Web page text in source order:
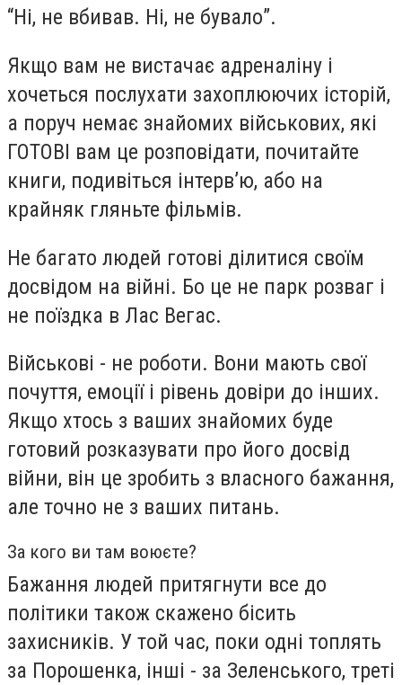
“Ні, не вбивав. Ні, не бувало”.
Якщо вам не вистачає адреналіну і
хочеться послухати захоплюючих історій,
а поруч немає знайомих військових, які
ГОТОВІ вам це розповідати, почитайте
книги, подивіться інтерв’ю, або на
крайняк гляньте фільмів.
Не багато людей готові ділитися своїм
досвідом на війні. Бо це не парк розваг і
не поїздка в Лас Вегас.
Військові - не роботи. Вони мають свої
почуття, емоції і рівень довіри до інших.
Якщо хтось з ваших знайомих буде
готовий розказувати про його досвід
війни, він це зробить з власного бажання,
але точно не з ваших питань.
За кого ви там воюєте?
Бажання людей притягнути все до
політики також скажено бісить
захисників. У той час, поки одні топлять
за Порошенка, інші - за Зеленського, треті